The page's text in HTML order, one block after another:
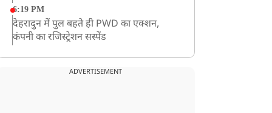
6:19 PM
देहरादुन में पुल बहते ही PWD का एक्शन,
कंपनी का रजिस्ट्रेशन सस्पेंड
खराब मौसम की चेतावनी के कारण अमरनाथ
ADVERTISEMENT